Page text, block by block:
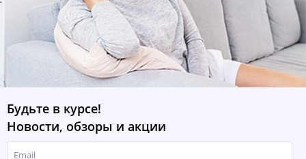
Будьте в курсе!
Новости, обзоры и акции